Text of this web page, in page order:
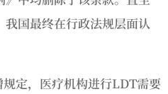
国最终在行政法规层面认
定，医疗机构进行LDT需要